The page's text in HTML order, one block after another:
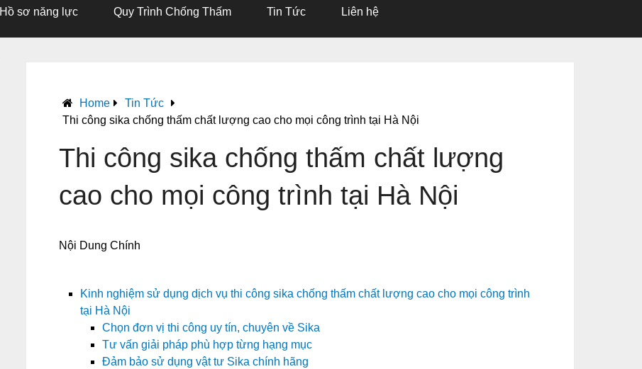
Hồ sơ năng lực Quy Trình Chống Thấm Tin Tức Liên hệ
Home
Tin Tức
Thi công sika chống thấm chất lượng cao cho mọi công trình tại Hà Nội
Thi công sika chống thấm chất lượng
cao cho mọi công trình tại Hà Nội
Nội Dung Chính
Kinh nghiệm sử dụng dịch vụ thi công sika chống thấm chất lượng cao cho mọi công trình
tại Hà Nội
Chọn đơn vị thi công uy tín, chuyên về Sika
Tư vấn giải pháp phù hợp từng hạng mục
Đảm bảo sử dụng vật tư Sika chính hãng